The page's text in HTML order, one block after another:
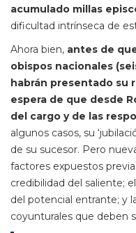
acumulado millas
dificultad intrínseca de
Ahora bien, antes de
obispos nacionales
habrán presentado su
espera de que desde
del cargo y de las
algunos casos, su
de su sucesor. Pero
factores expuestos
credibilidad del saliente;
del potencial entrante; y
coyunturales que deben